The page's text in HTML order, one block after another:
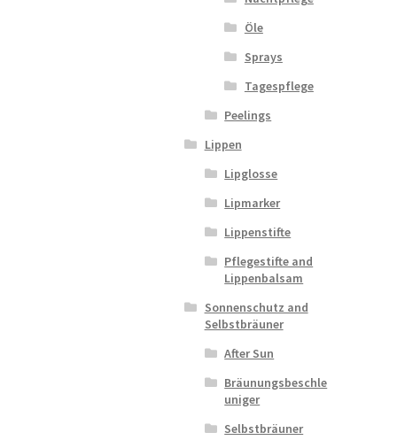
Öle
Sprays
Tagespflege
Peelings
Lippen
Lipglosse
Lipmarker
Lippenstifte
Pflegestifte and
Lippenbalsam
Sonnenschutz and
Selbstbräuner
After Sun
Bräunungsbeschle
uniger
Selbstbräuner